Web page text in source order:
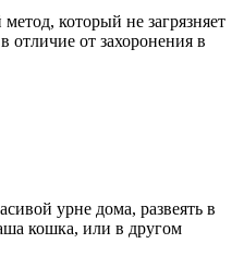
который не загрязняет
отличие от захоронения в
урне дома, развеять в
кошка, или в другом